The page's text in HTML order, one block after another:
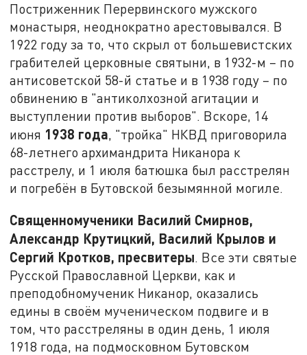
Постриженник Перервинского мужского
монастыря, неоднократно арестовывался. В
1922 году за то, что скрыл от большевистских
грабителей церковные святыни, в 1932-м – по
антисоветской 58-й статье и в 1938 году – по
обвинению в "антиколхозной агитации и
выступлении против выборов". Вскоре, 14
июня 1938 года, "тройка" НКВД приговорила
68-летнего архимандрита Никанора к
расстрелу, и 1 июля батюшка был расстрелян
и погребён в Бутовской безымянной могиле.
Священномученики Василий Смирнов,
Александр Крутицкий, Василий Крылов и
Сергий Кротков, пресвитеры. Все эти святые
Русской Православной Церкви, как и
преподобномученик Никанор, оказались
едины в своём мученическом подвиге и в
том, что расстреляны в один день, 1 июля
1918 года, на подмосковном Бутовском